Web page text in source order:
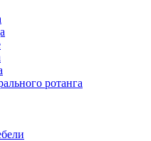
ротанга